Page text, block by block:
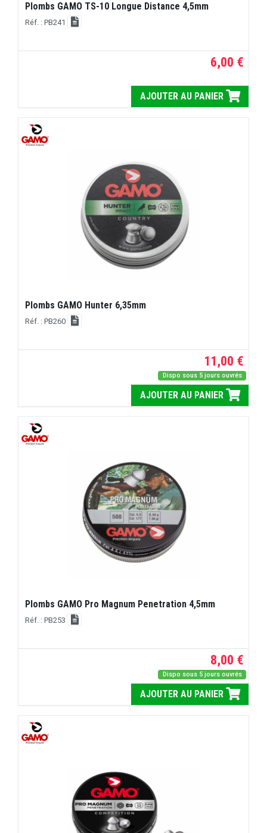
Plombs GAMO TS-10 Longue Distance 4,5mm
Réf. : PB241
6,00 €
AJOUTER AU PANIER
Plombs GAMO Hunter 6,35mm
Réf. : PB260
11,00 €
Dispo sous 5 jours ouvrés
AJOUTER AU PANIER
Plombs GAMO Pro Magnum Penetration 4,5mm
Réf. : PB253
8,00 €
Dispo sous 5 jours ouvrés
AJOUTER AU PANIER